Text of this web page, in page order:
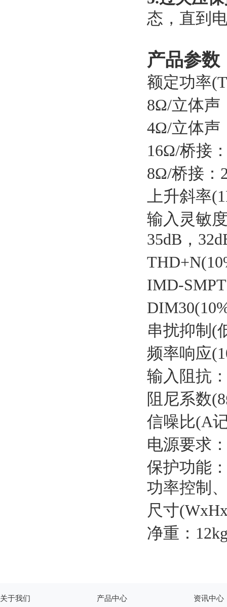
态，直到
产品参数
额定功率
8Ω/立体声
4Ω/立体声
16Ω/桥接
8Ω/桥接：
上升斜率
输入灵敏
35dB，
IMD-
串扰抑制(
频率响应
输入阻抗
阻尼系数
信噪比(A
电源要求
保护功能
功率控制
尺寸
净重：
关于我们 产品中心 资讯中心